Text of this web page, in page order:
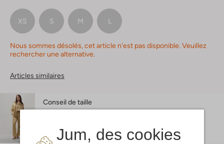
Jum, des cookies
XS S M L
Nous sommes désolés, cet article n'est pas disponible. Veuillez
rechercher une alternative.
Articles similaires
Conseil de taille